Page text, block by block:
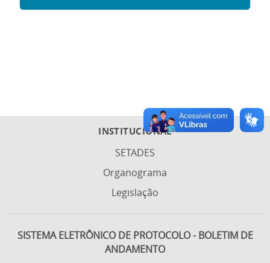
INSTITUCIONAL
SETADES
Organograma
Legislação
SISTEMA ELETRÔNICO DE PROTOCOLO - BOLETIM DE
ANDAMENTO